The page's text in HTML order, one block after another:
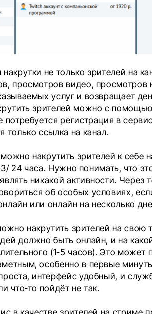
не только зрителей на
просмотров видео, просмотров
услуг и возвращает
зрителей можно с
потребуется регистрация в
только ссылка на канал.
накрутить зрителей к себе
3/ 24 часа. Нужно понимать, что
никакой активности. Через
об особых условиях,
или онлайн на несколько
накрутить зрителей на свою
должно быть онлайн, и на
(1-5 часов). Это может
особенно в первые
интерфейс удобный, и
что‑то пойдёт не так.